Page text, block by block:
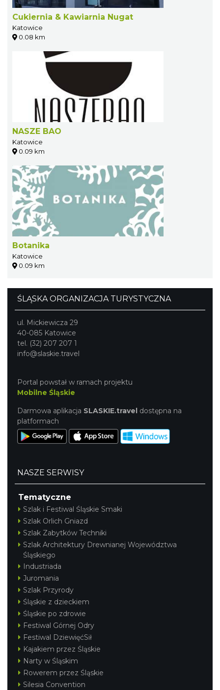
Cukiernia & Kawiarnia Nugat
Katowice
0.08 km
NASZE BAO
Katowice
0.09 km
Botanika
Katowice
0.09 km
ŚLĄSKA ORGANIZACJA TURYSTYCZNA
ul. Mickiewicza 29
40-085 Katowice
tel. (32) 207 207 1
info@slaskie.travel
Portal powstał w ramach projektu
Mobilne Śląskie
Darmowa aplikacja SLASKIE.travel dostępna na
platformach
NASZE SERWISY
Tematyczne
Szlak i Festiwal Śląskie Smaki
Szlak Orlich Gniazd
Szlak Zabytków Techniki
Szlak Architektury Drewnianej Województwa
Śląskiego
Industriada
Juromania
Szlak Przyrody
Śląskie z dzieckiem
Śląskie po zdrowie
Festiwal Górnej Odry
Festiwal DziewięćSił
Kajakiem przez Śląskie
Narty w Śląskim
Rowerem przez Śląskie
Silesia Convention